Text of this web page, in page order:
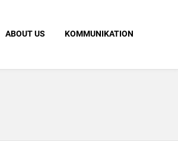
ABOUT US KOMMUNIKATION